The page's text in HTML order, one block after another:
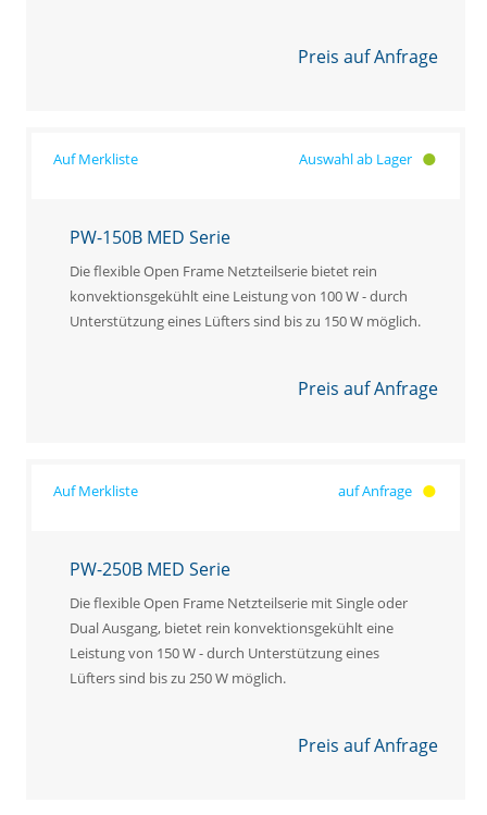
Preis auf Anfrage
Auswahl ab Lager
PW-150B MED Serie
Die flexible Open Frame Netzteilserie bietet rein
konvektionsgekühlt eine Leistung von 100 W - durch
Unterstützung eines Lüfters sind bis zu 150 W möglich.
Preis auf Anfrage
auf Anfrage
PW-250B MED Serie
Die flexible Open Frame Netzteilserie mit Single oder
Dual Ausgang, bietet rein konvektionsgekühlt eine
Leistung von 150 W - durch Unterstützung eines
Lüfters sind bis zu 250 W möglich.
Preis auf Anfrage